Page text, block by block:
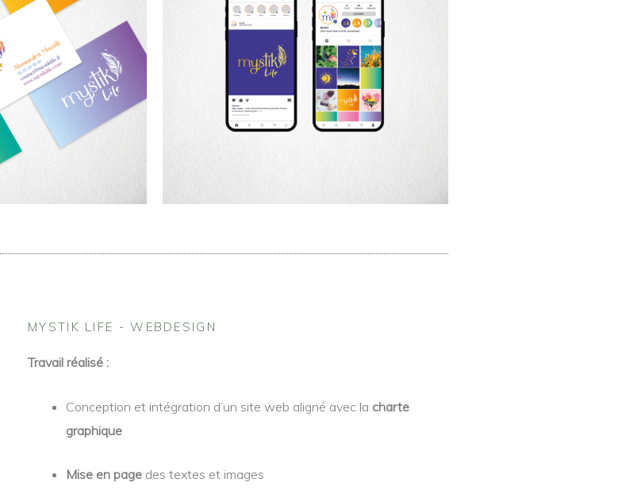
MYSTIK LIFE - WEBDESIGN
Travail réalisé :
Conception et intégration d’un site web aligné avec la charte
graphique
Mise en page des textes et images